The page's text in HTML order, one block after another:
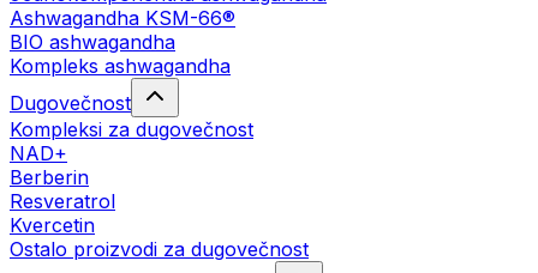
Ashwagandha KSM-66®
BIO ashwagandha
Kompleks ashwagandha
Dugovečnost
Kompleksi za dugovečnost
NAD+
Berberin
Resveratrol
Kvercetin
Ostalo proizvodi za dugovečnost